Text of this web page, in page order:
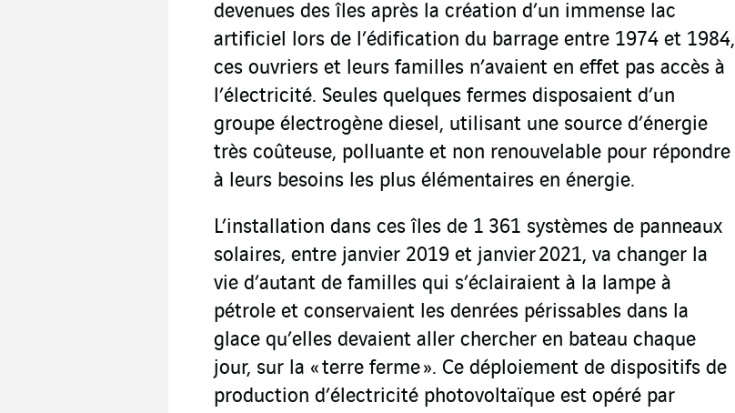
devenues des îles après la création d’un immense lac
artificiel lors de l’édification du barrage entre 1974 et 1984,
ces ouvriers et leurs familles n’avaient en effet pas accès à
l’électricité. Seules quelques fermes disposaient d’un
groupe électrogène diesel, utilisant une source d’énergie
très coûteuse, polluante et non renouvelable pour répondre
à leurs besoins les plus élémentaires en énergie.
L’installation dans ces îles de 1 361 systèmes de panneaux
solaires, entre janvier 2019 et janvier 2021, va changer la
vie d’autant de familles qui s’éclairaient à la lampe à
pétrole et conservaient les denrées périssables dans la
glace qu’elles devaient aller chercher en bateau chaque
jour, sur la « terre ferme ». Ce déploiement de dispositifs de
production d’électricité photovoltaïque est opéré par